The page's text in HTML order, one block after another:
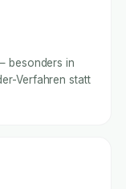
besonders in
Verfahren statt